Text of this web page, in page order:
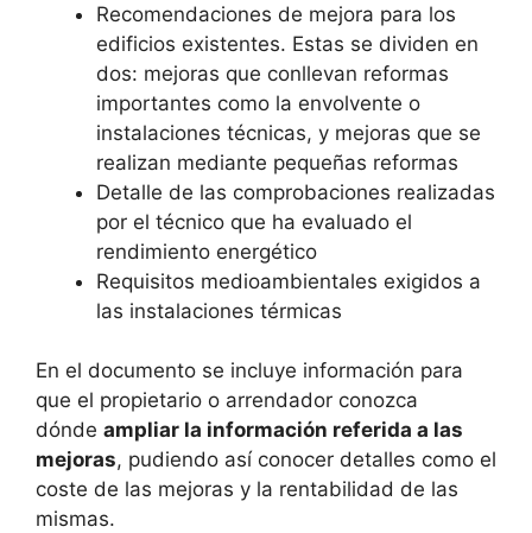
Recomendaciones de mejora para los
edificios existentes. Estas se dividen en
dos: mejoras que conllevan reformas
importantes como la envolvente o
instalaciones técnicas, y mejoras que se
realizan mediante pequeñas reformas
Detalle de las comprobaciones realizadas
por el técnico que ha evaluado el
rendimiento energético
Requisitos medioambientales exigidos a
las instalaciones térmicas
En el documento se incluye información para
que el propietario o arrendador conozca
dónde ampliar la información referida a las
mejoras, pudiendo así conocer detalles como el
coste de las mejoras y la rentabilidad de las
mismas.